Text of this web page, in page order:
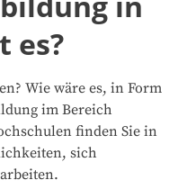
es?
Wie wäre es, in Form
im Bereich
finden Sie in
sich